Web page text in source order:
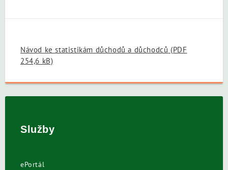
Návod ke statistikám důchodů a důchodců (PDF
254,6 kB)
Služby
ePortál